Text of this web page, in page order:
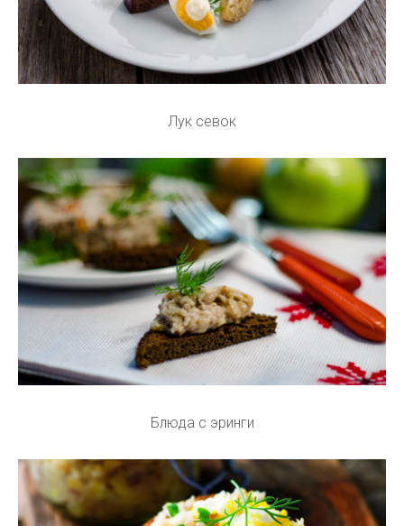
Лук севок
Блюда с эринги